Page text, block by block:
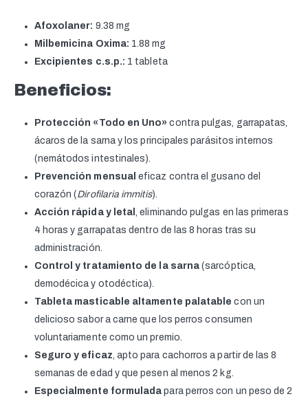
Afoxolaner: 9.38 mg
Milbemicina Oxima: 1.88 mg
Excipientes c.s.p.: 1 tableta
Beneficios:
Protección «Todo en Uno» contra pulgas, garrapatas,
ácaros de la sarna y los principales parásitos internos
(nemátodos intestinales).
Prevención mensual eficaz contra el gusano del
corazón (Dirofilaria immitis).
Acción rápida y letal, eliminando pulgas en las primeras
4 horas y garrapatas dentro de las 8 horas tras su
administración.
Control y tratamiento de la sarna (sarcóptica,
demodécica y otodéctica).
Tableta masticable altamente palatable con un
delicioso sabor a carne que los perros consumen
voluntariamente como un premio.
Seguro y eficaz, apto para cachorros a partir de las 8
semanas de edad y que pesen al menos 2 kg.
Especialmente formulada para perros con un peso de 2